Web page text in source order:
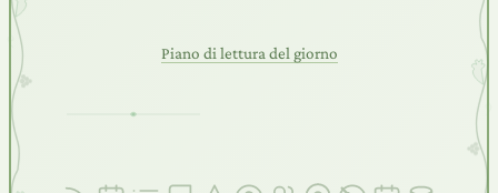
Piano di lettura del giorno